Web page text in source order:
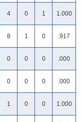
4 0 1 1.000
8 1 0 .917
0 0 0 .000
0 0 0 .000
1 0 0 1.000